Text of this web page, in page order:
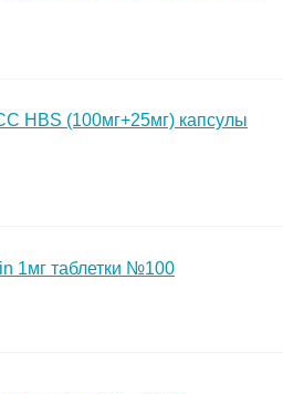
HBS (100мг+25мг) капсулы
1мг таблетки №100